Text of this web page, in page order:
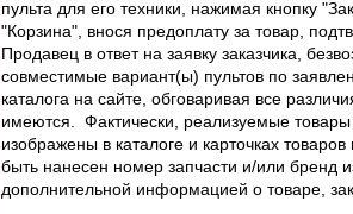
пульта для его техники, нажимая кнопку
"Корзина", внося предоплату за товар,
Продавец в ответ на заявку заказчика,
совместимые вариант(ы) пультов по
каталога на сайте, обговаривая все
имеются. Фактически, реализуемые
изображены в каталоге и карточках
быть нанесен номер запчасти и/или бренд
дополнительной информацией о товаре,